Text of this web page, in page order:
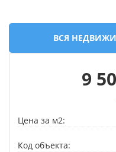
ВСЯ
9
Цена за м2:
Код объекта: